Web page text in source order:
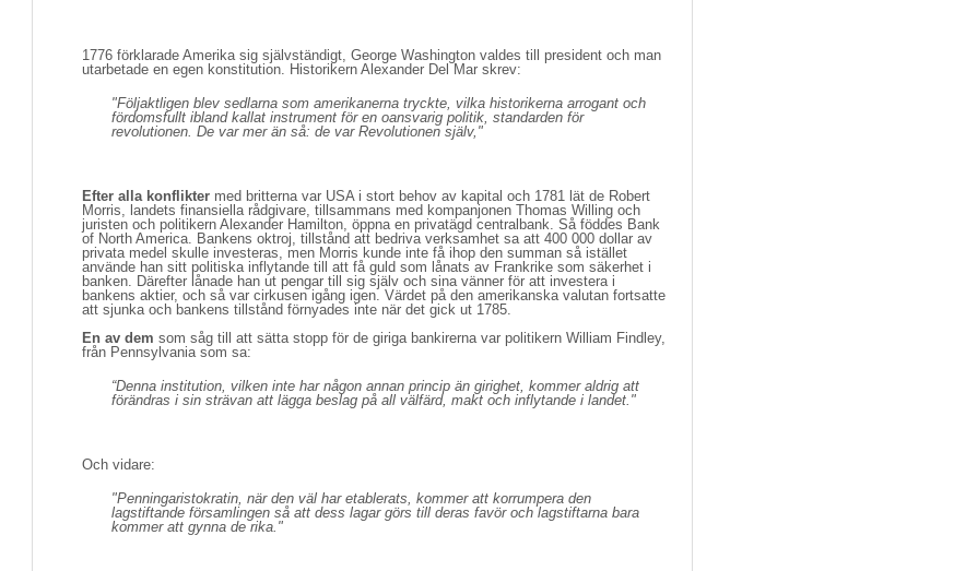
1776 förklarade Amerika sig självständigt, George Washington valdes till president och man
utarbetade en egen konstitution. Historikern Alexander Del Mar skrev:
"Följaktligen blev sedlarna som amerikanerna tryckte, vilka historikerna arrogant och
fördomsfullt ibland kallat instrument för en oansvarig politik, standarden för
revolutionen. De var mer än så: de var Revolutionen själv,"
Efter alla konflikter med britterna var USA i stort behov av kapital och 1781 lät de Robert
Morris, landets finansiella rådgivare, tillsammans med kompanjonen Thomas Willing och
juristen och politikern Alexander Hamilton, öppna en privatägd centralbank. Så föddes Bank
of North America. Bankens oktroj, tillstånd att bedriva verksamhet sa att 400 000 dollar av
privata medel skulle investeras, men Morris kunde inte få ihop den summan så istället
använde han sitt politiska inflytande till att få guld som lånats av Frankrike som säkerhet i
banken. Därefter lånade han ut pengar till sig själv och sina vänner för att investera i
bankens aktier, och så var cirkusen igång igen. Värdet på den amerikanska valutan fortsatte
att sjunka och bankens tillstånd förnyades inte när det gick ut 1785.
En av dem som såg till att sätta stopp för de giriga bankirerna var politikern William Findley,
från Pennsylvania som sa:
“Denna institution, vilken inte har någon annan princip än girighet, kommer aldrig att
förändras i sin strävan att lägga beslag på all välfärd, makt och inflytande i landet."
Och vidare:
"Penningaristokratin, när den väl har etablerats, kommer att korrumpera den
lagstiftande församlingen så att dess lagar görs till deras favör och lagstiftarna bara
kommer att gynna de rika."